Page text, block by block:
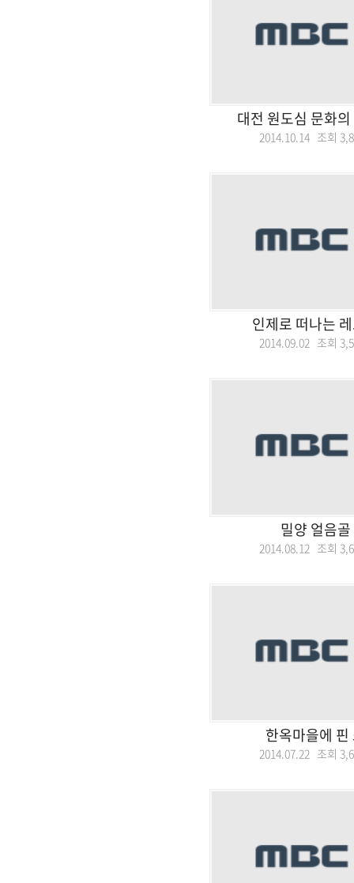
대전 원도심 문화
2014.10.14 조회
인제로 떠나는
2014.09.02 조회
밀양 얼음
2014.08.12 조회
한옥마을에 핀
2014.07.22 조회